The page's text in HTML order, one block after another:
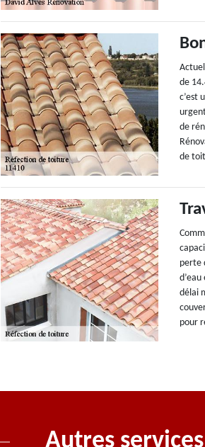
de
c’est
de
de
perte
délai
pour
Autres services